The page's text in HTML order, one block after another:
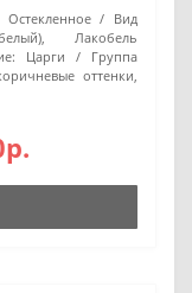
Остекленное
Вид
Лакобель
Царги
Группа
оттенки,